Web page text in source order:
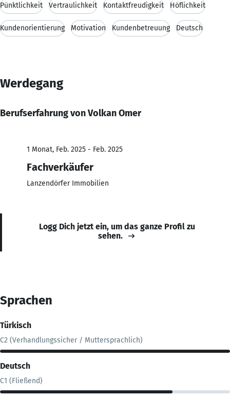
Pünktlichkeit Vertraulichkeit Kontaktfreudigkeit Höflichkeit
Kundenorientierung Motivation Kundenbetreuung Deutsch
Werdegang
Berufserfahrung von Volkan Omer
1 Monat, Feb. 2025 - Feb. 2025
Fachverkäufer
Lanzendörfer Immobilien
Logg Dich jetzt ein, um das ganze Profil zu
sehen.
Sprachen
Türkisch
C2 (Verhandlungssicher / Muttersprachlich)
Deutsch
C1 (Fließend)